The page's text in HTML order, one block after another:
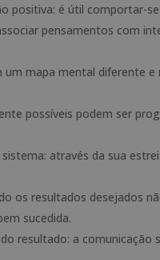
positiva: é útil comportar-
pensamentos com
mapa mental diferente
possíveis podem ser
através da sua
os resultados desejados
sucedida.
resultado: a